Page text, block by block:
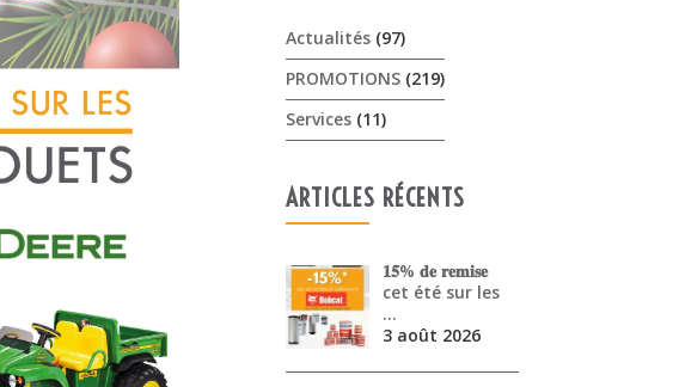
Actualités (97)
PROMOTIONS (219)
Services (11)
ARTICLES RÉCENTS
𝟏𝟓% 𝐝𝐞 𝐫𝐞𝐦𝐢𝐬𝐞
cet été sur les
…
3 août 2026